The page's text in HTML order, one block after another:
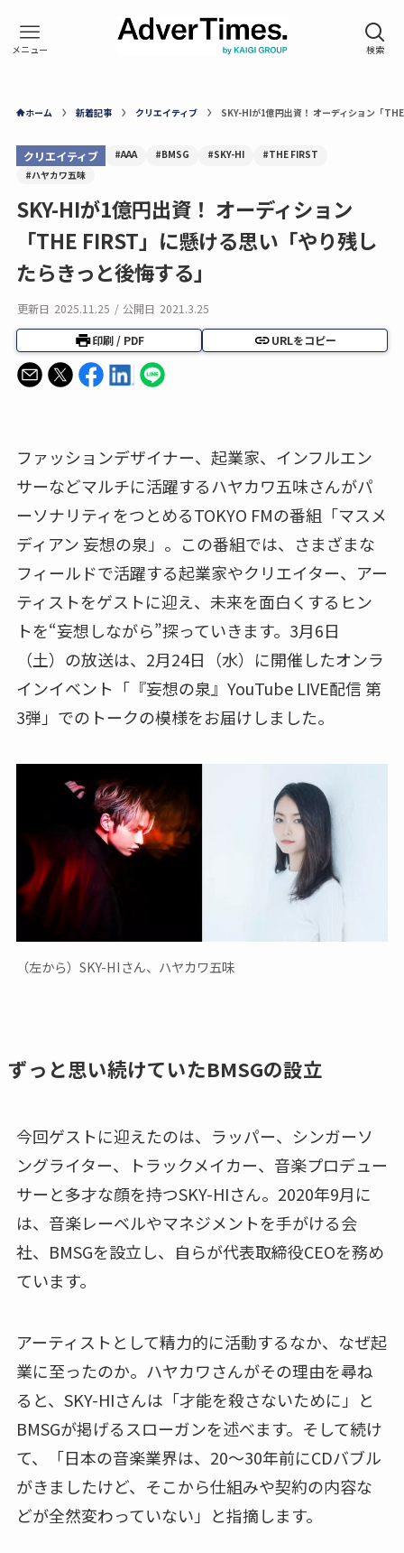
ホーム 新着記事 クリエイティブ SKY-HIが1億円出資！ オーディション「
クリエイティブ #AAA #BMSG #SKY-HI
#THE FIRST
#ハヤカワ五味
SKY-HIが1億円出資！ オーディション
「THE FIRST」に懸ける思い「やり残し
たらきっと後悔する」
更新日 2025.11.25 / 公開日 2021.3.25
印刷 / PDF URLをコピー
ファッションデザイナー、起業家、インフルエン
サーなどマルチに活躍するハヤカワ五味さんがパ
ーソナリティをつとめるTOKYO FMの番組「マスメ
ディアン 妄想の泉」。この番組では、さまざまな
フィールドで活躍する起業家やクリエイター、アー
ティストをゲストに迎え、未来を面白くするヒン
トを“妄想しながら”探っていきます。3月6日
（土）の放送は、2月24日（水）に開催したオンラ
インイベント「『妄想の泉』YouTube LIVE配信 第
3弾」でのトークの模様をお届けしました。
（左から）SKY-HIさん、ハヤカワ五味
ずっと思い続けていたBMSGの設立
今回ゲストに迎えたのは、ラッパー、シンガーソ
ングライター、トラックメイカー、音楽プロデュー
サーと多才な顔を持つSKY-HIさん。2020年9月に
は、音楽レーベルやマネジメントを手がける会
社、BMSGを設立し、自らが代表取締役CEOを務め
ています。
アーティストとして精力的に活動するなか、なぜ起
業に至ったのか。ハヤカワさんがその理由を尋ね
ると、SKY-HIさんは「才能を殺さないために」と
BMSGが掲げるスローガンを述べます。そして続け
て、「日本の音楽業界は、20～30年前にCDバブル
がきましたけど、そこから仕組みや契約の内容な
どが全然変わっていない」と指摘します。